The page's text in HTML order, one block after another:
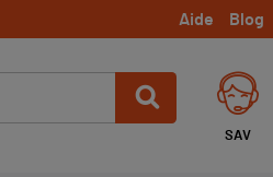
Aide Blog
SAV